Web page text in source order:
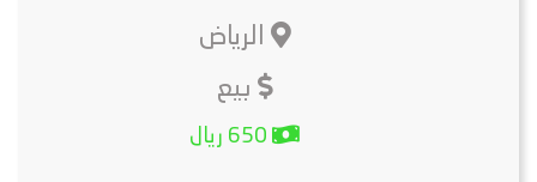
الرياض
بيع
650 ريال